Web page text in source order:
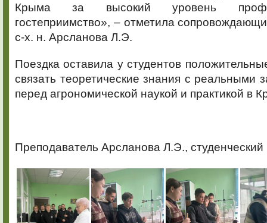
Крыма за высокий уровень
гостеприимство», – отметила
с-х. н. Арсланова Л.Э.
Поездка оставила у студентов
связать теоретические знания с реальными
перед агрономической наукой и практикой в
Преподаватель Арсланова Л.Э.,